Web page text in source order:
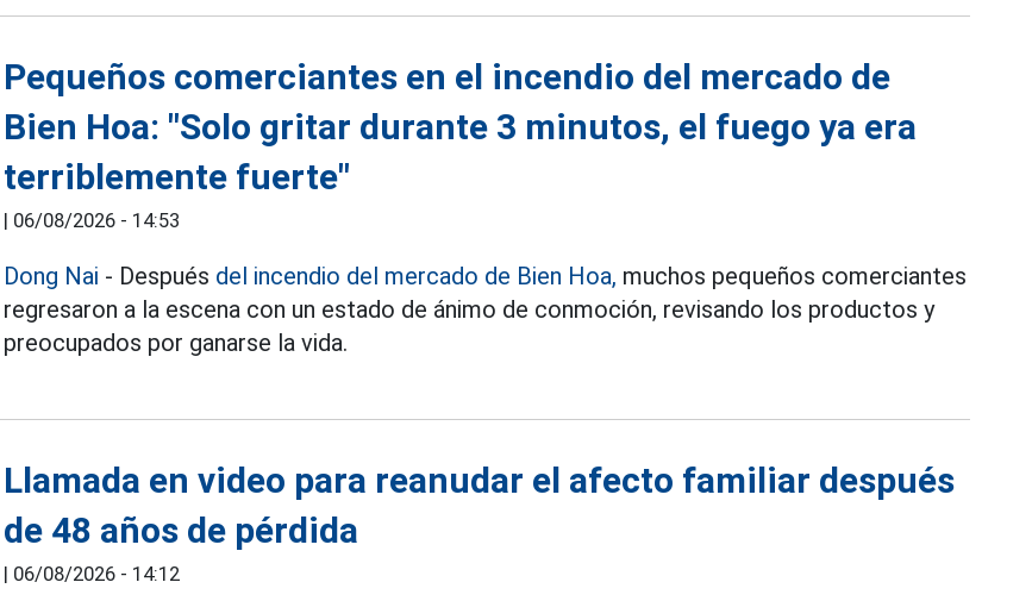
Pequeños comerciantes en el incendio del mercado de
Bien Hoa: "Solo gritar durante 3 minutos, el fuego ya era
terriblemente fuerte"
| 06/08/2026 - 14:53
Dong Nai - Después del incendio del mercado de Bien Hoa, muchos pequeños comerciantes
regresaron a la escena con un estado de ánimo de conmoción, revisando los productos y
preocupados por ganarse la vida.
Llamada en video para reanudar el afecto familiar después
de 48 años de pérdida
| 06/08/2026 - 14:12